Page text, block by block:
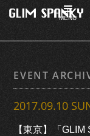
MENU
EVENT
2017.09.10
【東京】「